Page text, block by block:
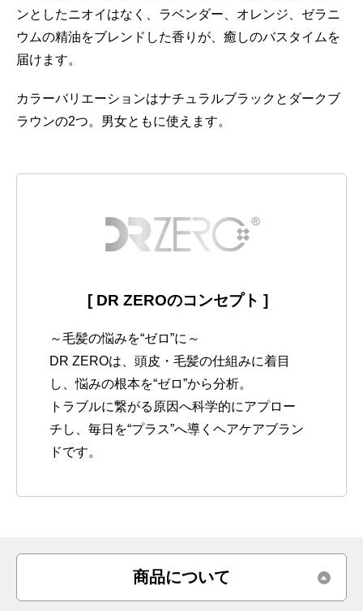
ンとしたニオイはなく、ラベンダー、オレンジ、ゼラニ
ウムの精油をブレンドした香りが、癒しのバスタイムを
届けます。
カラーバリエーションはナチュラルブラックとダークブ
ラウンの2つ。男女ともに使えます。
[ DR ZEROのコンセプト ]
～毛髪の悩みを“ゼロ”に～
DR ZEROは、頭皮・毛髪の仕組みに着目
し、悩みの根本を“ゼロ”から分析。
トラブルに繋がる原因へ科学的にアプロー
チし、毎日を“プラス”へ導くヘアケアブラン
ドです。
商品について